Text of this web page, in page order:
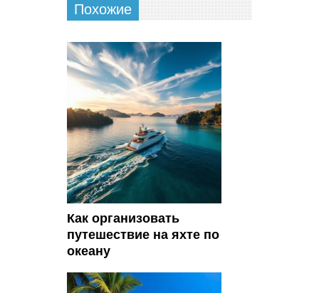
Похожие
Как организовать
путешествие на яхте по
океану